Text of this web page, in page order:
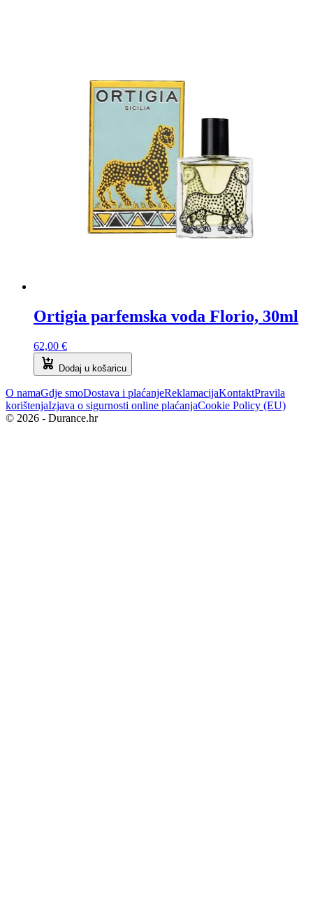
Ortigia parfemska voda Florio, 30ml
62,00 €
Dodaj u košaricu
O namaGdje smoDostava i plaćanjeReklamacijaKontaktPravila
korištenjaIzjava o sigurnosti online plaćanjaCookie Policy (EU)
© 2026 - Durance.hr